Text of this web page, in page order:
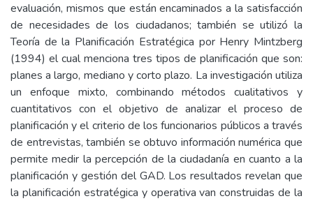
evaluación, mismos que están encaminados a la satisfacción
de necesidades de los ciudadanos; también se utilizó la
Teoría de la Planificación Estratégica por Henry Mintzberg
(1994) el cual menciona tres tipos de planificación que son:
planes a largo, mediano y corto plazo. La investigación utiliza
un enfoque mixto, combinando métodos cualitativos y
cuantitativos con el objetivo de analizar el proceso de
planificación y el criterio de los funcionarios públicos a través
de entrevistas, también se obtuvo información numérica que
permite medir la percepción de la ciudadanía en cuanto a la
planificación y gestión del GAD. Los resultados revelan que
la planificación estratégica y operativa van construidas de la